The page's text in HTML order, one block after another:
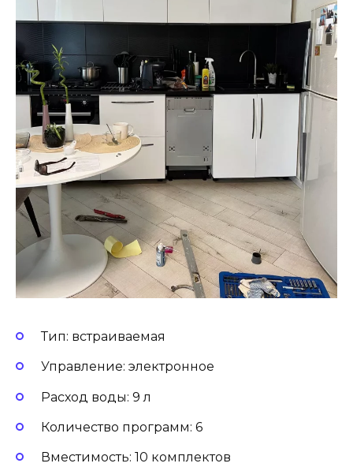
Тип: встраиваемая
Управление: электронное
Расход воды: 9 л
Количество программ: 6
Вместимость: 10 комплектов